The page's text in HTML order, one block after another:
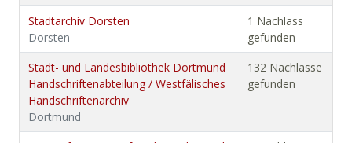
Stadtarchiv Dorsten
Dorsten
1 Nachlass
gefunden
Stadt- und Landesbibliothek Dortmund
Handschriftenabteilung / Westfälisches
Handschriftenarchiv
Dortmund
132 Nachlässe
gefunden